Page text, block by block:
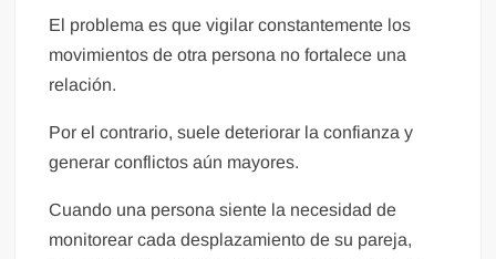
El problema es que vigilar constantemente los
movimientos de otra persona no fortalece una
relación.
Por el contrario, suele deteriorar la confianza y
generar conflictos aún mayores.
Cuando una persona siente la necesidad de
monitorear cada desplazamiento de su pareja,